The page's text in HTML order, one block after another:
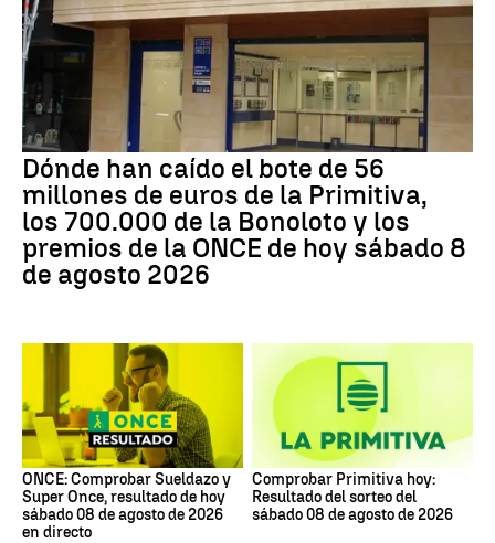
Dónde han caído el bote de 56
millones de euros de la Primitiva,
los 700.000 de la Bonoloto y los
premios de la ONCE de hoy sábado 8
de agosto 2026
ONCE: Comprobar Sueldazo y
Super Once, resultado de hoy
sábado 08 de agosto de 2026
en directo
Comprobar Primitiva hoy:
Resultado del sorteo del
sábado 08 de agosto de 2026